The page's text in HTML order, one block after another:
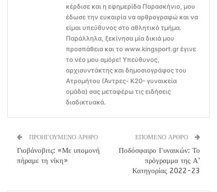
κέρδισε και η εφημερίδα Παρασκήνιο, μου
έδωσε την ευκαιρία να αρθρογραφώ και να
είμαι υπεύθυνος στο αθλητικό τμήμα.
Παράλληλα, ξεκίνησα μία δικιά μου
προσπάθεια και το www.kingsport.gr έγινε
το νέο μου αμόρε! Υπεύθυνος,
αρχισυντάκτης και δημοσιογράφος του
Ατρομήτου (Άντρες- Κ20- γυναικεία
ομάδα) σας μεταφέρω τις ειδήσεις
διαδικτυακά.
ΠΡΟΗΓΟΥΜΕΝΟ ΑΡΘΡΟ
Γιοβάνοβιτς: «Με υπομονή
πήραμε τη νίκη»
ΕΠΟΜΕΝΟ ΑΡΘΡΟ
Ποδόσφαιρο Γυναικών: Το
πρόγραμμα της Α’
Κατηγορίας 2022-23